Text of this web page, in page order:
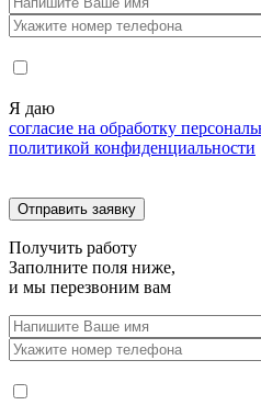
Я даю
согласие на обработку
политикой конфиденциальности
Получить работу
Заполните поля ниже,
и мы перезвоним вам